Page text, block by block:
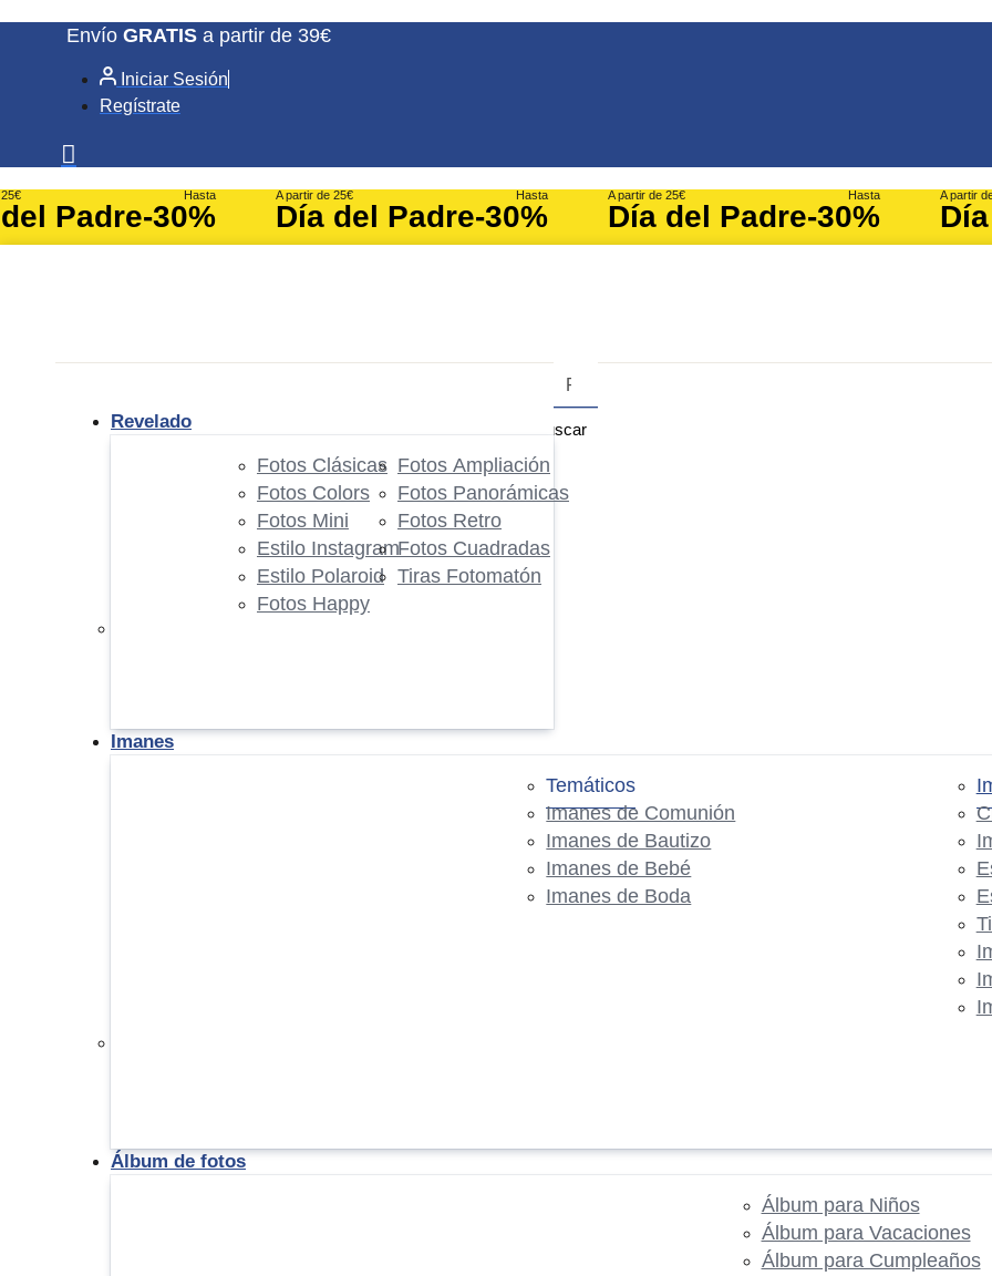
Envío GRATIS a partir de 39€
Iniciar Sesión
Regístrate
Padre
Hasta
-30%
A partir de 25€
Día del Padre
Hasta
-30%
A partir de 25€
Día del Padre
Hasta
-30%
A partir
Buscar
Revelado
Fotos Clásicas
Fotos Colors
Fotos Mini
Estilo Instagram
Estilo Polaroid
Fotos Happy
Fotos Ampliación
Fotos Panorámicas
Fotos Retro
Fotos Cuadradas
Tiras Fotomatón
Imanes
Temáticos
Imanes de Comunión
Imanes de Bautizo
Imanes de Bebé
Imanes de Boda
Álbum de fotos
Álbum para Niños
Álbum para Vacaciones
Álbum para Cumpleaños